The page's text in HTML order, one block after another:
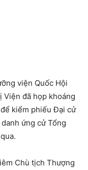
viện Quốc Hội
Viện đã họp khoáng
kiểm phiếu Đại cử
ứng cử Tổng
Chù tịch Thượng